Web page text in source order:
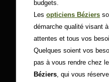
budgets.
Lesopticiens Béziers
démarche qualité visant
attentes et tous vos
Quelques soient vos
pas à vous rendre chez
Béziers, qui vous